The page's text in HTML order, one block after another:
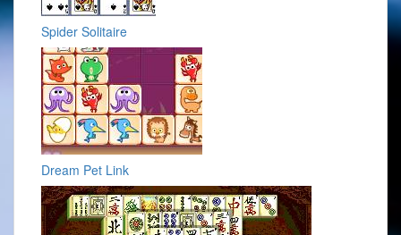
Spider Solitaire
Dream Pet Link